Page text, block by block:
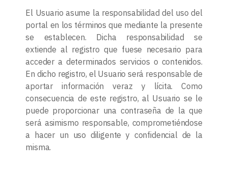
El Usuario asume la responsabilidad del uso del
portal en los términos que mediante la presente
se establecen. Dicha responsabilidad se
extiende al registro que fuese necesario para
acceder a determinados servicios o contenidos.
En dicho registro, el Usuario será responsable de
aportar información veraz y lícita. Como
consecuencia de este registro, al Usuario se le
puede proporcionar una contraseña de la que
será asimismo responsable, comprometiéndose
a hacer un uso diligente y confidencial de la
misma.